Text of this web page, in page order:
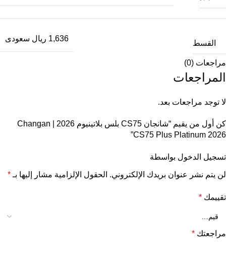
القسط
1,636 ريال سعودى
مراجعات (0)
المراجعات
لا توجد مراجعات بعد.
كن أول من يقيم “شانجان CS75 بلس بلاتينيوم 2026 | Changan
CS75 Plus Platinum 2026”
تسجيل الدخول بواسطة
لن يتم نشر عنوان بريدك الإلكتروني. الحقول الإلزامية مشار إليها بـ *
تقييمك *
مراجعتك *